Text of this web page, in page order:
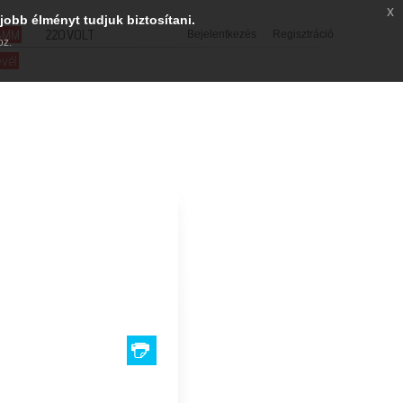
Bejelentkezés Regisztráció
220VOLT
élményt tudjuk biztosítani.
x